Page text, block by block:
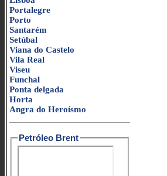
Portalegre
Porto
Santarém
Setúbal
Viana do Castelo
Vila Real
Viseu
Funchal
Ponta delgada
Horta
Angra do Heroísmo
Petróleo Brent